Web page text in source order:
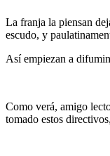
La franja la piensan
escudo, y
Así empiezan a
Como verá, amigo
tomado estos